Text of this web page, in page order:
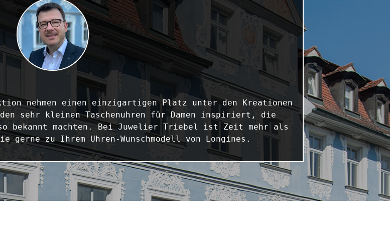
nehmen einen einzigartigen Platz unter den Kreationen
sehr kleinen Taschenuhren für Damen inspiriert, die
bekannt machten. Bei Juwelier Triebel ist Zeit mehr als
zu Ihrem Uhren-Wunschmodell von Longines.